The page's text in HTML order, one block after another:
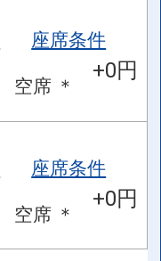
座席条件
空席 ＊
+0円
座席条件
空席 ＊
+0円